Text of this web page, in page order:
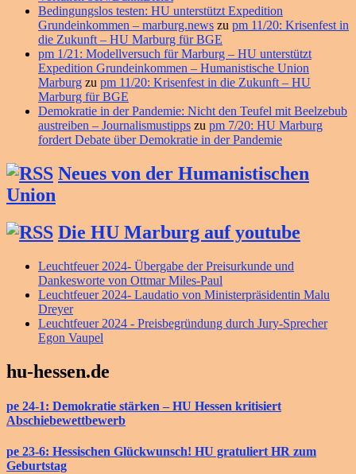
Bedingungslos testen: HU unterstützt Expedition
Grundeinkommen – marburg.news zu pm 11/20: Krisenfest in
die Zukunft – HU Marburg für BGE
pm 1/21: Modellversuch für Marburg – HU unterstützt
Expedition Grundeinkommen – Humanistische Union
Marburg zu pm 11/20: Krisenfest in die Zukunft – HU
Marburg für BGE
Demokratie in der Pandemie: Nicht den Teufel mit Beelzebub
austreiben – Journalismustipps zu pm 7/20: HU Marburg
fordert Debate über Demokratie in der Pandemie
Neues von der Humanistischen
Union
Die HU Marburg auf youtube
Leuchtfeuer 2024- Übergabe der Preisurkunde und
Dankesworte von Ottmar Miles-Paul
Leuchtfeuer 2024- Laudatio von Ministerpräsidentin Malu
Dreyer
Leuchtfeuer 2024 - Preisbegründung durch Jury-Sprecher
Egon Vaupel
hu-hessen.de
pe 24-1: Demokratie stärken – HU Hessen kritisiert
Abschiebewettbewerb
pe 23-6: Hessischen Glückwunsch! HU gratuliert HR zum
Geburtstag